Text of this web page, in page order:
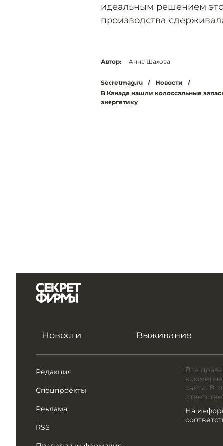
идеальным решением
производства
Автор: Анна Шахова
Secretmag.ru / Новости
/
В Канаде нашли колоссальные
энергетику
Новости Выживание
Редакция
Спецпроекты
Реклама
RSS
Все
сайта. В
На